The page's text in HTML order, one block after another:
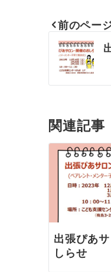
投
稿
ビ
ョ
前のペー
関連記事
出張ぴあ
しらせ